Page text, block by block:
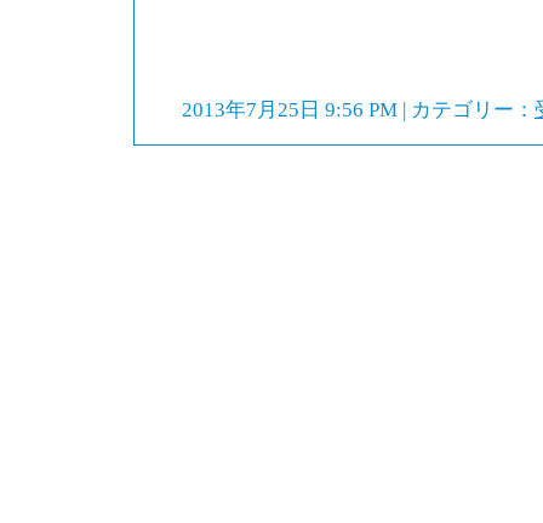
2013年7月25日 9:56 PM | カテゴリー：